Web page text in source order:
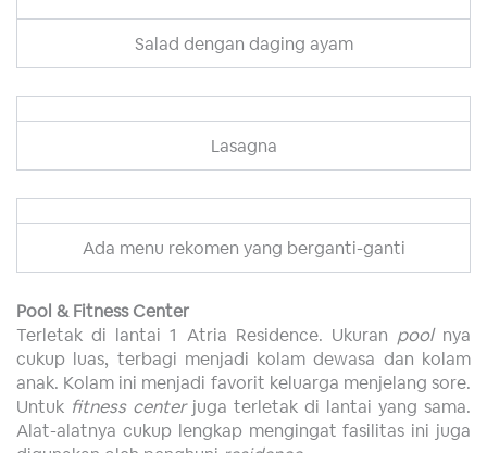
Salad dengan daging ayam
Lasagna
Ada menu rekomen yang berganti-ganti
Pool & Fitness Center
Terletak di lantai 1 Atria Residence. Ukuran poolnya
cukup luas, terbagi menjadi kolam dewasa dan kolam
anak. Kolam ini menjadi favorit keluarga menjelang sore.
Untuk fitness centerjuga terletak di lantai yang sama.
Alat-alatnya cukup lengkap mengingat fasilitas ini juga